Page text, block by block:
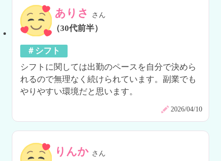
ありさ さん
（30代前半）
＃シフト
シフトに関しては出勤のペースを自分で決めら
れるので無理なく続けられています。副業でも
やりやすい環境だと思います。
2026/04/10
りんか さん